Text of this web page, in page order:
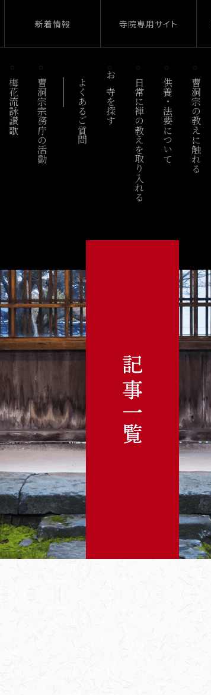
新着情報 寺院専用サイト
梅花流詠讃歌 曹洞宗宗務庁の活動 よくあるご質問 お寺を探す 日常に禅の教えを取り入れる 供養・法要について 曹洞宗の教えに触れる